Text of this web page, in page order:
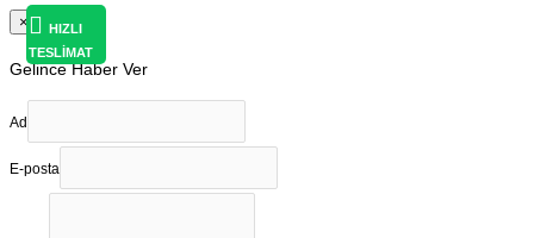
×
Gelince Haber Ver
Ad
E-posta
HIZLI
TESLİMAT